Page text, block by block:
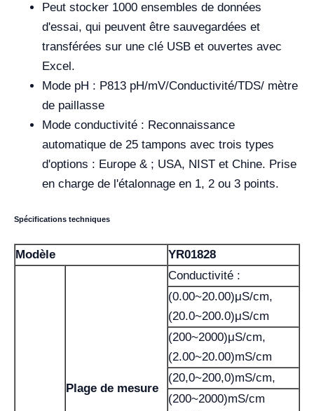
Peut stocker 1000 ensembles de données
d'essai, qui peuvent être sauvegardées et
transférées sur une clé USB et ouvertes avec
Excel.
Mode pH : P813 pH/mV/Conductivité/TDS/ mètre
de paillasse
Mode conductivité : Reconnaissance
automatique de 25 tampons avec trois types
d'options : Europe & ; USA, NIST et Chine. Prise
en charge de l'étalonnage en 1, 2 ou 3 points.
Spécifications techniques
Modèle YR01828
Plage de mesure
Conductivité :
(0.00~20.00)μS/cm,
(20.0~200.0)μS/cm
(200~2000)μS/cm,
(2.00~20.00)mS/cm
(20,0~200,0)mS/cm,
(200~2000)mS/cm